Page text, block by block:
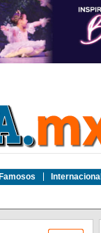
Internacional